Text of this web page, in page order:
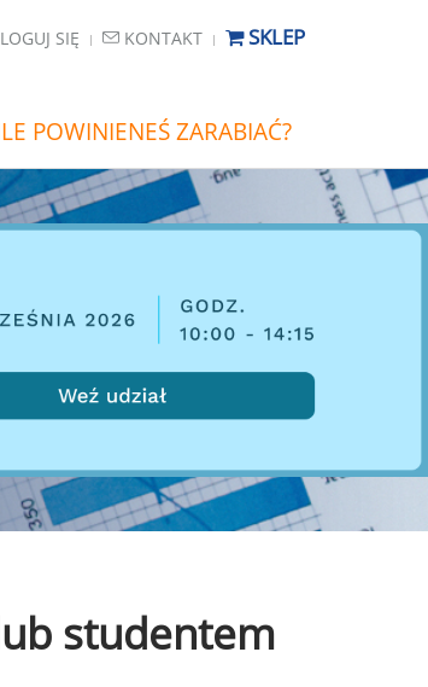
SIĘ KONTAKT SKLEP
POWINIENEŚ ZARABIAĆ?
studentem